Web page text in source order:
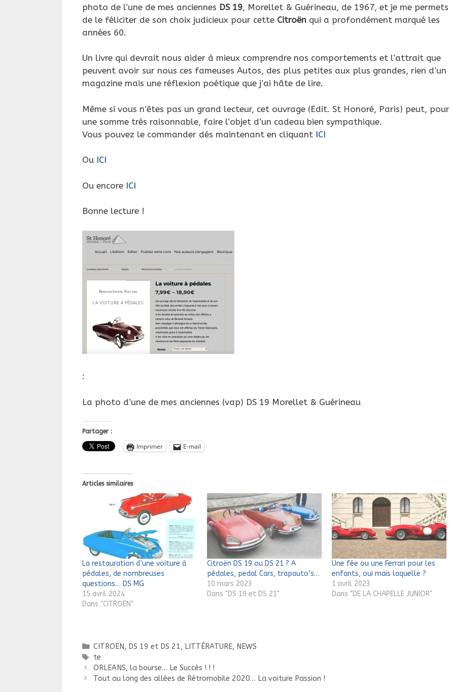
photo de l’une de mes anciennes DS 19, Morellet & Guérineau, de 1967, et je me permets
de le féliciter de son choix judicieux pour cette Citroën qui a profondément marqué les
années 60.
Un livre qui devrait nous aider à mieux comprendre nos comportements et l’attrait que
peuvent avoir sur nous ces fameuses Autos, des plus petites aux plus grandes, rien d’un
magazine mais une réflexion poétique que j’ai hâte de lire.
Même si vous n’êtes pas un grand lecteur, cet ouvrage (Edit. St Honoré, Paris) peut, pour
une somme très raisonnable, faire l’objet d’un cadeau bien sympathique.
Vous pouvez le commander dés maintenant en cliquant ICI
Ou ICI
Ou encore ICI
Bonne lecture !
:
La photo d’une de mes anciennes (vap) DS 19 Morellet & Guérineau
Partager :
Imprimer E-mail
Articles similaires
La restauration d’une voiture à
pédales, de nombreuses
questions… DS MG
15 avril 2024
Dans "CITROËN"
Citroën DS 19 ou DS 21 ? A
pédales, pedal Cars, trapauto’s…
10 mars 2023
Dans "DS 19 et DS 21"
Une fée ou une Ferrari pour les
enfants, oui mais laquelle ?
1 avril 2023
Dans "DE LA CHAPELLE JUNIOR"
Catégories
CITROËN, DS 19 et DS 21, LITTÉRATURE, NEWS
Étiquettes
te
Navigation
des
ORLEANS, la bourse… Le Succès ! ! !
Tout au long des allées de Rétromobile 2020… La voiture Passion !